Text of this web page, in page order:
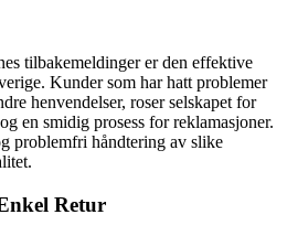
tilbakemeldinger er den effektive
Kunder som har hatt problemer
henvendelser, roser selskapet for
en smidig prosess for reklamasjoner.
problemfri håndtering av slike
Retur